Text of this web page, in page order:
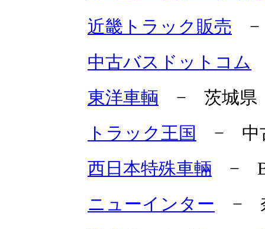
近畿トラック販売 −
中古バスドットコム
東洋車輌 − 茨城県
トラック王国
− 中
西日本特殊車輛 −
ニューインター −